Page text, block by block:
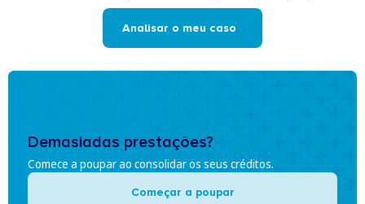
Analisar o meu caso
Demasiadas prestações?
Comece a poupar ao consolidar os seus créditos.
Começar a poupar